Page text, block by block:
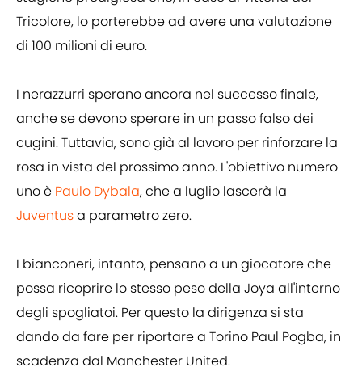
Tricolore, lo porterebbe ad avere una valutazione
di 100 milioni di euro.
I nerazzurri sperano ancora nel successo finale,
anche se devono sperare in un passo falso dei
cugini. Tuttavia, sono già al lavoro per rinforzare la
rosa in vista del prossimo anno. L'obiettivo numero
uno è Paulo Dybala, che a luglio lascerà la
Juventusa parametro zero.
I bianconeri, intanto, pensano a un giocatore che
possa ricoprire lo stesso peso della Joya all'interno
degli spogliatoi. Per questo la dirigenza si sta
dando da fare per riportare a Torino Paul Pogba, in
scadenza dal Manchester United.